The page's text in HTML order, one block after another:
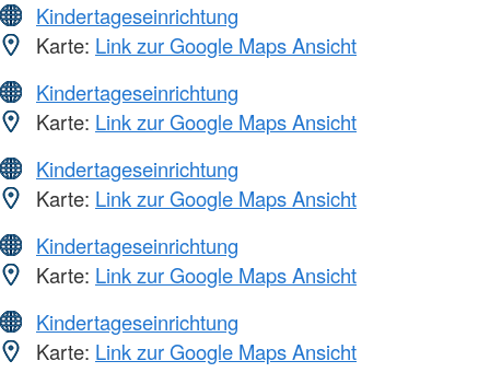
Kindertageseinrichtung
Karte: Link zur Google Maps Ansicht
Kindertageseinrichtung
Karte: Link zur Google Maps Ansicht
Kindertageseinrichtung
Karte: Link zur Google Maps Ansicht
Kindertageseinrichtung
Karte: Link zur Google Maps Ansicht
Kindertageseinrichtung
Karte: Link zur Google Maps Ansicht